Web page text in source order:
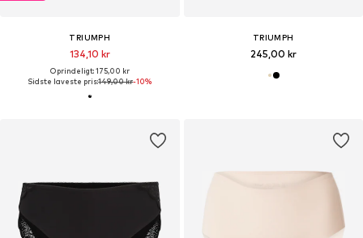
TRIUMPH
134,10 kr
Oprindeligt: 175,00 kr
Sidste laveste pris:149,00 kr-10%
TRIUMPH
245,00 kr